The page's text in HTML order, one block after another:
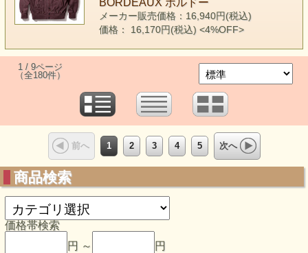
BORDEAUX ボルドー
メーカー販売価格：16,940円(税込)
価格： 16,170円(税込) <4%OFF>
1 / 9ページ
（全180件）
前へ 1 2 3 4 5 次へ
商品検索
価格帯検索
円 ～
円